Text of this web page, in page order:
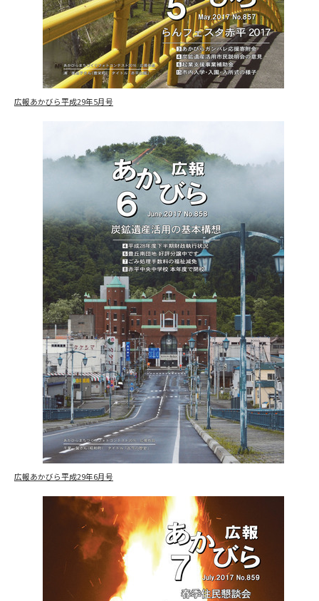
広報あかびら平成29年5月号
広報あかびら平成29年6月号